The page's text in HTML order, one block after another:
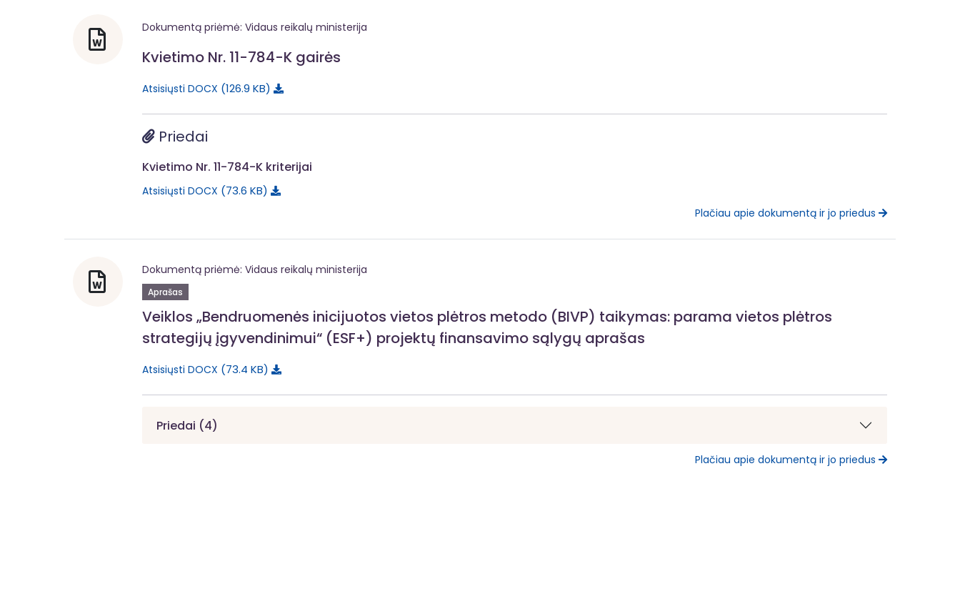
Dokumentą priėmė: Vidaus reikalų ministerija
Kvietimo Nr. 11-784-K gairės
Atsisiųsti DOCX 126.9 KB
Priedai
Kvietimo Nr. 11-784-K kriterijai
Atsisiųsti DOCX 73.6 KB
Plačiau apie dokumentą ir jo priedus
Dokumentą priėmė: Vidaus reikalų ministerija
Aprašas
Veiklos „Bendruomenės inicijuotos vietos plėtros metodo (BIVP) taikymas: parama vietos plėtros
strategijų įgyvendinimui“ (ESF+) projektų finansavimo sąlygų aprašas
Atsisiųsti DOCX 73.4 KB
Priedai (4)
Plačiau apie dokumentą ir jo priedus